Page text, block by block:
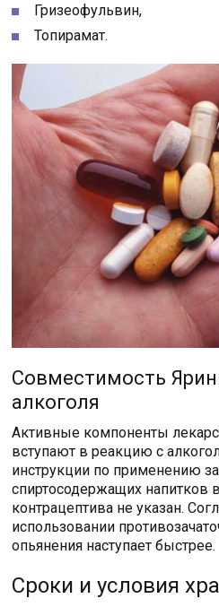
Гризеофульвин,
Топирамат.
Совместимость
алкоголя
Активные компоненты
вступают в реакцию с
инструкции по применению
спиртосодержащих напитков
контрацептива не указан.
использовании
опьянения наступает быстрее.
Сроки и условия